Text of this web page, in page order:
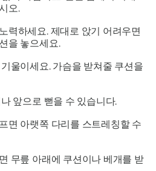
오.
력하세요. 제대로 앉기 어려우면
을 놓으세요.
울이세요. 가슴을 받쳐줄 쿠션을
앞으로 뻗을 수 있습니다.
면 아랫쪽 다리를 스트레칭할 수
무릎 아래에 쿠션이나 베개를 받